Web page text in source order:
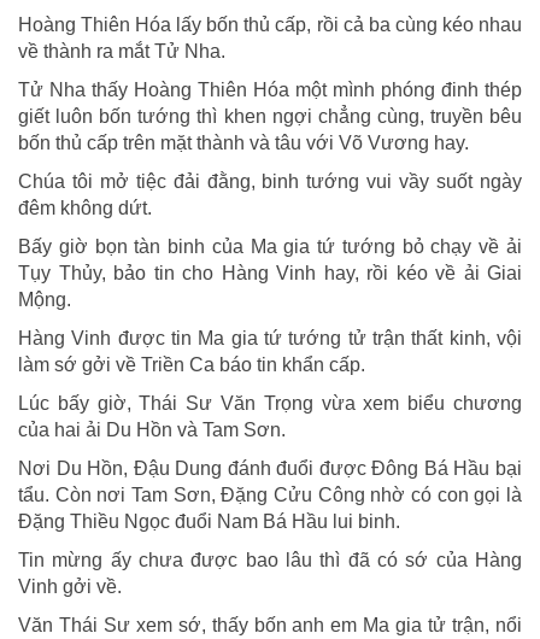
Hoàng Thiên Hóa lấy bốn thủ cấp, rồi cả ba cùng kéo nhau
về thành ra mắt Tử Nha.
Tử Nha thấy Hoàng Thiên Hóa một mình phóng đinh thép
giết luôn bốn tướng thì khen ngợi chẳng cùng, truyền bêu
bốn thủ cấp trên mặt thành và tâu với Võ Vương hay.
Chúa tôi mở tiệc đải đằng, binh tướng vui vầy suốt ngày
đêm không dứt.
Bấy giờ bọn tàn binh của Ma gia tứ tướng bỏ chạy về ải
Tụy Thủy, bảo tin cho Hàng Vinh hay, rồi kéo về ải Giai
Mộng.
Hàng Vinh được tin Ma gia tứ tướng tử trận thất kinh, vội
làm sớ gởi về Triền Ca báo tin khẩn cấp.
Lúc bấy giờ, Thái Sư Văn Trọng vừa xem biểu chương
của hai ải Du Hồn và Tam Sơn.
Nơi Du Hồn, Ðậu Dung đánh đuổi được Ðông Bá Hầu bại
tẩu. Còn nơi Tam Sơn, Ðặng Cửu Công nhờ có con gọi là
Ðặng Thiều Ngọc đuổi Nam Bá Hầu lui binh.
Tin mừng ấy chưa được bao lâu thì đã có sớ của Hàng
Vinh gởi về.
Văn Thái Sư xem sớ, thấy bốn anh em Ma gia tử trận, nổi